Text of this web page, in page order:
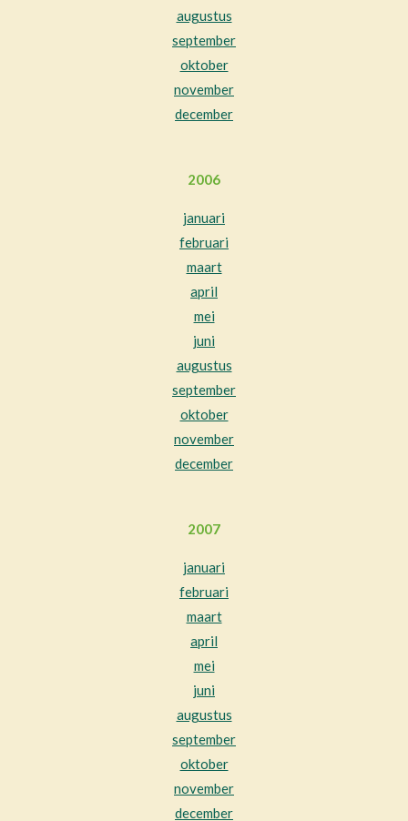
augustus
september
oktober
november
december
2006
januari
februari
maart
april
mei
juni
augustus
september
oktober
november
december
2007
januari
februari
maart
april
mei
juni
augustus
september
oktober
november
december